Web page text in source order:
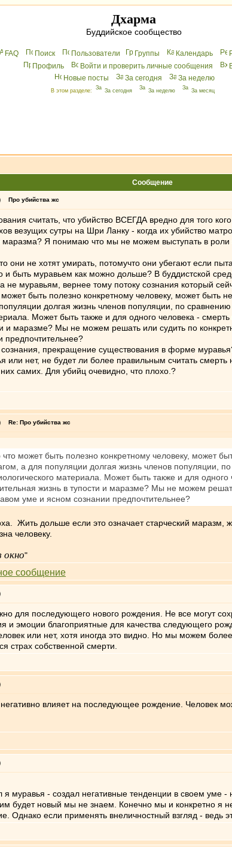
Дхарма
Буддийское сообщество
FAQ Поиск Пользователи Группы Календарь
Профиль
Войти и проверить личные сообщения
Новые посты
За сегодня За неделю
В этом разделе: За сегодня За неделю За месяц
Сообщение
Про убийства жс
считать, что убийство ВСЕГДА вредно для того
везущих сутры на Шри Ланку - когда их убийство
Я понимаю что мы не можем выступать в роли
они не хотят умирать, потомучто они убегают если
и быть муравьем как можно дольше? В буддистской
не муравьям, вернее тому потоку сознания который
быть полезно конкретному человеку, может быть
долгая жизнь членов популяции, по
Может быть также и для одного человека -
и маразме? Мы не можем решать или судить по
предпочтительнее?
прекращение существования в форме
нет, не будет ли более правильным считать
самих. Для убийц очевидно, что плохо.?
Re: Про убийства жс
может быть полезно конкретному человеку, может
а для популяции долгая жизнь членов популяции,
материала. Может быть также и для
жизнь в тупости и маразме? Мы не можем
уме и ясном сознании предпочтительнее?
Жить дольше если это означает старческий маразм,
человеку.
окно"
для последующего нового рождения. Не все могут
и эмоции благоприятные для качества следующего
или нет, хотя иногда это видно. Но мы можем
страх собственной смерти.
влияет на последующее рождение. Человек
муравья - создал негативные тенденции в своем уме
будет новый мы не знаем. Конечно мы и конкретно я
Однако если применять внеличностный взгляд - ведь